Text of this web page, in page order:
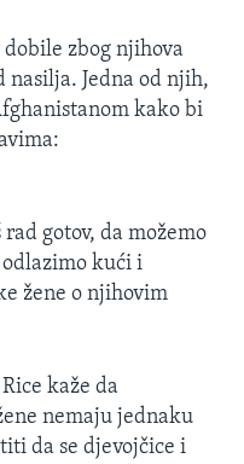
zbog njihova
nasilja. Jedna od njih,
kako bi
gotov, da možemo
kući i
žene o njihovim
kaže da
nemaju jednaku
da se djevojčice i